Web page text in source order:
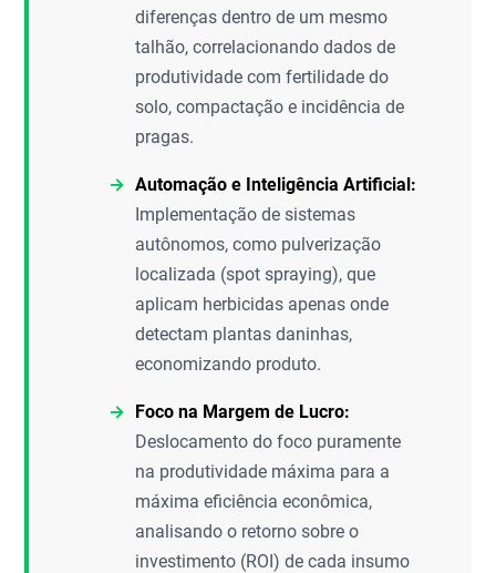
diferenças dentro de um mesmo
talhão, correlacionando dados de
produtividade com fertilidade do
solo, compactação e incidência de
pragas.
Automação e Inteligência Artificial:
Implementação de sistemas
autônomos, como pulverização
localizada (spot spraying), que
aplicam herbicidas apenas onde
detectam plantas daninhas,
economizando produto.
Foco na Margem de Lucro:
Deslocamento do foco puramente
na produtividade máxima para a
máxima eficiência econômica,
analisando o retorno sobre o
investimento (ROI) de cada insumo